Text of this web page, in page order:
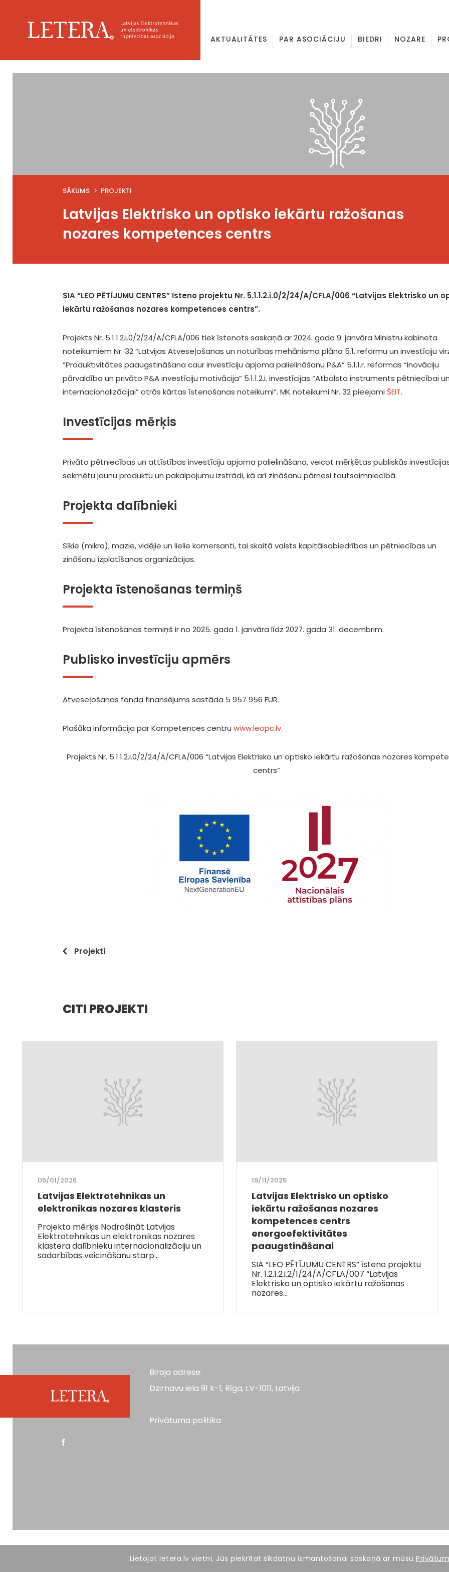
AKTUALITĀTES PAR ASOCIĀCIJU BIEDRI NOZARE
SĀKUMS PROJEKTI
Latvijas Elektrisko un optisko iekārtu ražošanas
nozares kompetences centrs
SIA “LEO PĒTĪJUMU CENTRS” īsteno projektu Nr. 5.1.1.2.i.0/2/24/A/CFLA/006 “Latvijas Elektrisko un
iekārtu ražošanas nozares kompetences centrs”.
Projekts Nr. 5.1.1.2.i.0/2/24/A/CFLA/006 tiek īstenots saskaņā ar 2024. gada 9. janvāra Ministru kabineta
noteikumiem Nr. 32 “Latvijas Atveseļošanas un noturības mehānisma plāna 5.1. reformu un investīciju
“Produktivitātes paaugstināšana caur investīciju apjoma palielināšanu P&A” 5.1.1.r. reformas “Inovāciju
pārvaldība un privāto P&A investīciju motivācija” 5.1.1.2.i. investīcijas “Atbalsta instruments pētniecībai
internacionalizācijai” otrās kārtas īstenošanas noteikumi”. MK noteikumi Nr. 32 pieejami ŠEIT.
Investīcijas mērķis
Privāto pētniecības un attīstības investīciju apjoma palielināšana, veicot mērķētas publiskās
sekmētu jaunu produktu un pakalpojumu izstrādi, kā arī zināšanu pārnesi tautsaimniecībā.
Projekta dalībnieki
Sīkie (mikro), mazie, vidējie un lielie komersanti, tai skaitā valsts kapitālsabiedrības un pētniecības un
zināšanu izplatīšanas organizācijas.
Projekta īstenošanas termiņš
Projekta īstenošanas termiņš ir no 2025. gada 1. janvāra līdz 2027. gada 31. decembrim.
Publisko investīciju apmērs
Atveseļošanas fonda finansējums sastāda 5 957 956 EUR.
Plašāka informācija par Kompetences centru www.leopc.lv.
Projekts Nr. 5.1.1.2.i.0/2/24/A/CFLA/006 “Latvijas Elektrisko un optisko iekārtu ražošanas nozares
centrs”
Projekti
CITI PROJEKTI
05/01/2026
Latvijas Elektrotehnikas un
elektronikas nozares klasteris
Projekta mērķis Nodrošināt Latvijas
Elektrotehnikas un elektronikas nozares
klastera dalībnieku internacionalizāciju un
sadarbības veicināšanu starp…
19/11/2025
Latvijas Elektrisko un optisko
iekārtu ražošanas nozares
kompetences centrs
energoefektivitātes
paaugstināšanai
SIA “LEO PĒTĪJUMU CENTRS” īsteno projektu
Nr. 1.2.1.2.i.2/1/24/A/CFLA/007 “Latvijas
Elektrisko un optisko iekārtu ražošanas
nozares…
Biroja adrese:
Dzirnavu iela 91 k-1, Rīga, LV-1011, Latvija
Privātuma politika
Visas tiesības aizsargātas. LETERA 2026
Lietojot letera.lv vietni, Jūs piekrītat sīkdatņu izmantošanai saskaņā ar mūsu